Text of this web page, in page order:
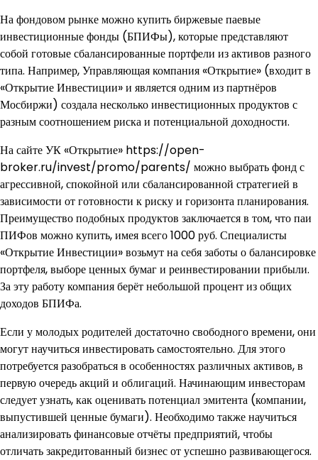
На фондовом рынке можно купить биржевые паевые
инвестиционные фонды (БПИФы), которые представляют
собой готовые сбалансированные портфели из активов разного
типа. Например, Управляющая компания «Открытие» (входит в
«Открытие Инвестиции» и является одним из партнёров
Мосбиржи) создала несколько инвестиционных продуктов с
разным соотношением риска и потенциальной доходности.
На сайте УК «Открытие» https://open-
broker.ru/invest/promo/parents/ можно выбрать фонд с
агрессивной, спокойной или сбалансированной стратегией в
зависимости от готовности к риску и горизонта планирования.
Преимущество подобных продуктов заключается в том, что паи
ПИФов можно купить, имея всего 1000 руб. Специалисты
«Открытие Инвестиции» возьмут на себя заботы о балансировке
портфеля, выборе ценных бумаг и реинвестировании прибыли.
За эту работу компания берёт небольшой процент из общих
доходов БПИФа.
Если у молодых родителей достаточно свободного времени, они
могут научиться инвестировать самостоятельно. Для этого
потребуется разобраться в особенностях различных активов, в
первую очередь акций и облигаций. Начинающим инвесторам
следует узнать, как оценивать потенциал эмитента (компании,
выпустившей ценные бумаги). Необходимо также научиться
анализировать финансовые отчёты предприятий, чтобы
отличать закредитованный бизнес от успешно развивающегося.